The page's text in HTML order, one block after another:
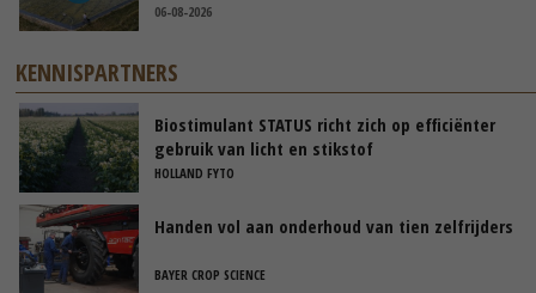
06-08-2026
KENNISPARTNERS
Biostimulant STATUS richt zich op efficiënter
gebruik van licht en stikstof
HOLLAND FYTO
Handen vol aan onderhoud van tien zelfrijders
BAYER CROP SCIENCE